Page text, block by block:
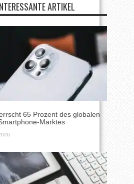
ARTIKEL
65 Prozent des globalen
Marktes